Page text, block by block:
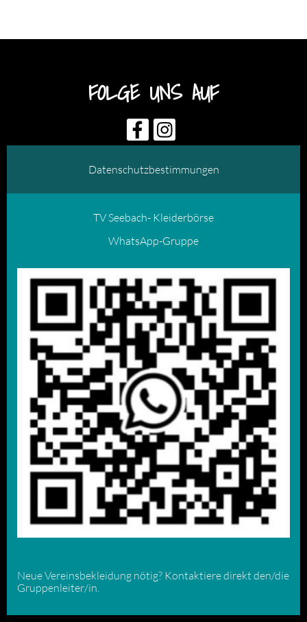
FOLGE UNS AUF
Datenschutzbestimmungen
TV Seebach- Kleiderbörse
WhatsApp-Gruppe
Neue Vereinsbekleidung nötig? Kontaktiere direkt den/die
Gruppenleiter/in.